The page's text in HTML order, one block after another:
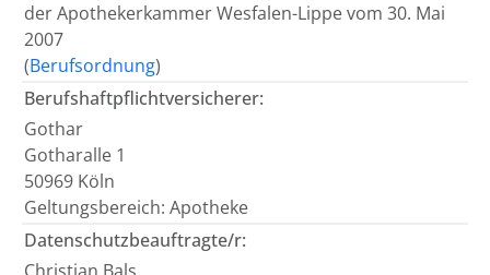
der Apothekerkammer Wesfalen-Lippe vom 30. Mai
2007
(Berufsordnung)
Berufshaftpflichtversicherer:
Gothar
Gotharalle 1
50969 Köln
Geltungsbereich: Apotheke
Datenschutzbeauftragte/r: